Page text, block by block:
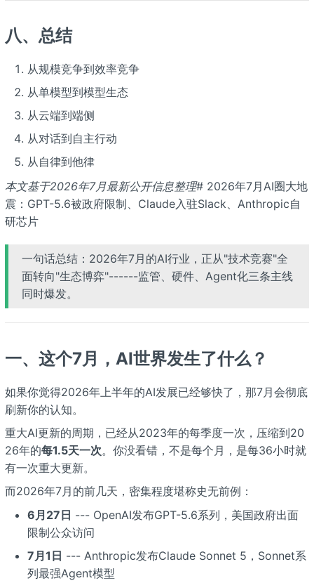
八、总结
从规模竞争到效率竞争
从单模型到模型生态
从云端到端侧
从对话到自主行动
从自律到他律
本文基于2026年7月最新公开信息整理# 2026年7月AI圈大地
震：GPT-5.6被政府限制、Claude入驻Slack、Anthropic自
研芯片
一句话总结：2026年7月的AI行业，正从"技术竞赛"全
面转向"生态博弈"------监管、硬件、Agent化三条主线
同时爆发。
一、这个7月，AI世界发生了什么？
如果你觉得2026年上半年的AI发展已经够快了，那7月会彻底
刷新你的认知。
重大AI更新的周期，已经从2023年的每季度一次，压缩到20
26年的每1.5天一次。你没看错，不是每个月，是每36小时就
有一次重大更新。
而2026年7月的前几天，密集程度堪称史无前例：
6月27日 --- OpenAI发布GPT-5.6系列，美国政府出面
限制公众访问
7月1日 --- Anthropic发布Claude Sonnet 5，Sonnet系
列最强Agent模型